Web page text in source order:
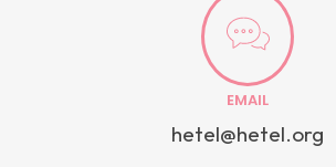
EMAIL
hetel@hetel.org